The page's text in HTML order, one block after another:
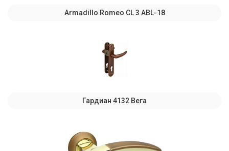
Armadillo Romeo CL 3 ABL-18
Гардиан 4132 Вега